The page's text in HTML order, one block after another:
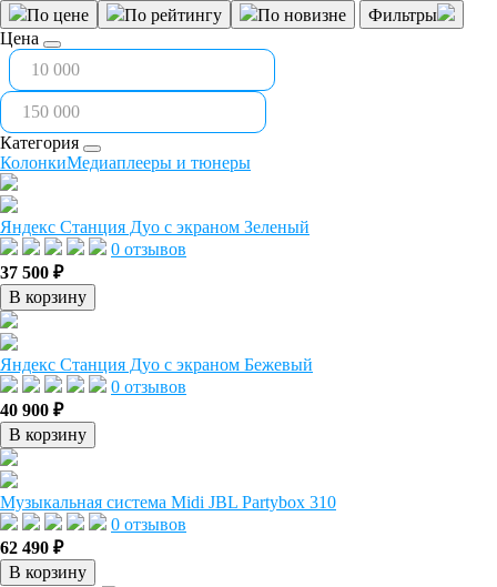
По цене По рейтингу По новизне
Фильтры
Цена
Категория
КолонкиМедиаплееры и тюнеры
Яндекс Станция Дуо с экраном Зеленый
0 отзывов
37 500 ₽
В корзину
Яндекс Станция Дуо с экраном Бежевый
0 отзывов
40 900 ₽
В корзину
Музыкальная система Midi JBL Partybox 310
0 отзывов
62 490 ₽
В корзину